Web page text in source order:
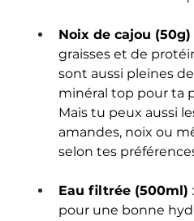
Noix de cajou (50g)
graisses et de
sont aussi pleines
minéral top pour ta
Mais tu peux aussi
amandes, noix ou
selon tes
Eau filtrée (500ml)
pour une bonne